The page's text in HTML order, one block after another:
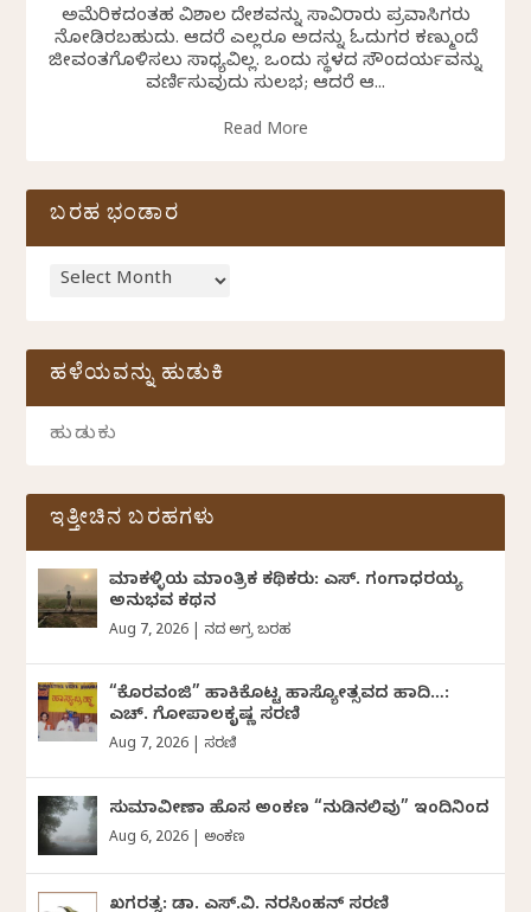
ಅಮೆರಿಕದಂತಹ ವಿಶಾಲ ದೇಶವನ್ನು ಸಾವಿರಾರು ಪ್ರವಾಸಿಗರು
ನೋಡಿರಬಹುದು. ಆದರೆ ಎಲ್ಲರೂ ಅದನ್ನು ಓದುಗರ ಕಣ್ಮುಂದೆ
ಜೀವಂತಗೊಳಿಸಲು ಸಾಧ್ಯವಿಲ್ಲ. ಒಂದು ಸ್ಥಳದ ಸೌಂದರ್ಯವನ್ನು
ವರ್ಣಿಸುವುದು ಸುಲಭ; ಆದರೆ ಆ...
Read More
ಬರಹ ಭಂಡಾರ
ಹಳೆಯವನ್ನು ಹುಡುಕಿ
ಇತ್ತೀಚಿನ ಬರಹಗಳು
ಮಾಕಳ್ಳಿಯ ಮಾಂತ್ರಿಕ ಕಥಿಕರು: ಎಸ್. ಗಂಗಾಧರಯ್ಯ
ಅನುಭವ ಕಥನ
Aug 7, 2026 ದಿನದ ಅಗ್ರ ಬರಹ
“ಕೊರವಂಜಿ” ಹಾಕಿಕೊಟ್ಟ ಹಾಸ್ಯೋತ್ಸವದ ಹಾದಿ…:
ಎಚ್. ಗೋಪಾಲಕೃಷ್ಣ ಸರಣಿ
Aug 7, 2026 ಸರಣಿ
ಸುಮಾವೀಣಾ ಹೊಸ ಅಂಕಣ “ನುಡಿನಲಿವು” ಇಂದಿನಿಂದ
Aug 6, 2026 ಅಂಕಣ
ಖಗರತ್ನ: ಡಾ. ಎಸ್.ವಿ. ನರಸಿಂಹನ್‌‌ ಸರಣಿ